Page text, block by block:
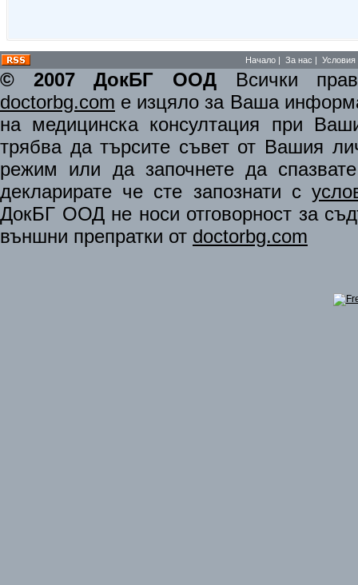
Начало | За нас | Условия
© 2007 ДокБГ ООД Всички
doctorbg.com е изцяло за Ваша
на медицинска консултация при
трябва да търсите съвет от Вашия
режим или да започнете да
декларирате че сте запознати с
ДокБГ ООД не носи отговорност за
външни препратки от doctorbg.com